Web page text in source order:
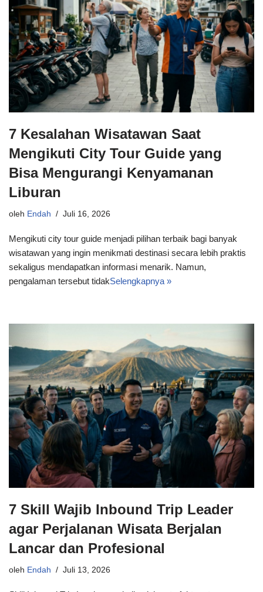
7 Kesalahan Wisatawan Saat
Mengikuti City Tour Guide yang
Bisa Mengurangi Kenyamanan
Liburan
oleh Endah Juli 16, 2026
Mengikuti city tour guide menjadi pilihan terbaik bagi banyak
wisatawan yang ingin menikmati destinasi secara lebih praktis
sekaligus mendapatkan informasi menarik. Namun,
pengalaman tersebut tidakSelengkapnya »
7 Skill Wajib Inbound Trip Leader
agar Perjalanan Wisata Berjalan
Lancar dan Profesional
oleh Endah Juli 13, 2026